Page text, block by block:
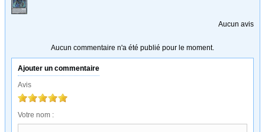
Aucun avis
Aucun commentaire n'a été publié pour le moment.
Ajouter un commentaire
Avis
Votre nom :